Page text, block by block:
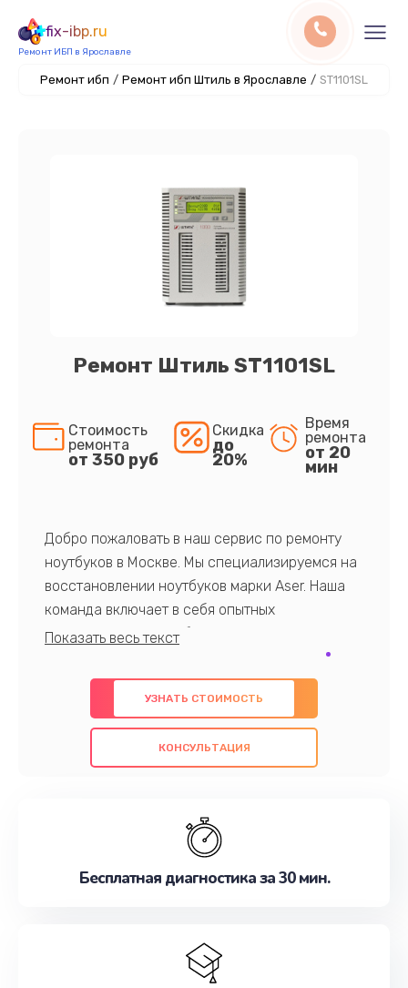
fix-ibp.ru
Ремонт ИБП в Ярославле
Ремонт ибп / Ремонт ибп Штиль в Ярославле / ST1101SL
Ремонт Штиль ST1101SL
Стоимость
ремонта
от 350 руб
Скидка
до
20%
Время
ремонта
от 20
мин
Добро пожаловать в наш сервис по ремонту
ноутбуков в Москве. Мы специализируемся на
восстановлении ноутбуков марки Aser. Наша
команда включает в себя опытных
профессионалов с обширными знаниями и
многолетним опытом в данной области. Мы
предлагаем быстрый и качественный ремонт с
использованием оригинальных компонентов, а
также гарантируем качество всех
проведенных работ. Наша цель - предоставить
наилучшим образом. Не медлите записаться на
УЗНАТЬ СТОИМОСТЬ
КОНСУЛЬТАЦИЯ
Бесплатная диагностика за 30 мин.